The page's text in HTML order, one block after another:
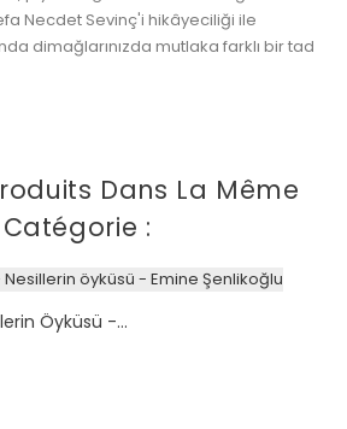
Necdet Sevinç'i hikâyeciliği ile
dimağlarınızda mutlaka farklı bir tad
Dans La Même
Catégorie :
Öyküsü -...